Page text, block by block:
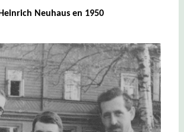
Heinrich Neuhaus en 1950